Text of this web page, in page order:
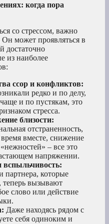
когда пора
со стрессом, важно
Он может проявляться в
достаточно
из наиболее
ссор и конфликтов:
редко и по делу,
и по пустякам, это
стресса.
близости:
отстраненность,
вместе, снижение
– все это
напряжении.
вспыльчивость:
партнера, которые
теперь вызывают
слово или действие
Даже находясь рядом с
себя одиноким и